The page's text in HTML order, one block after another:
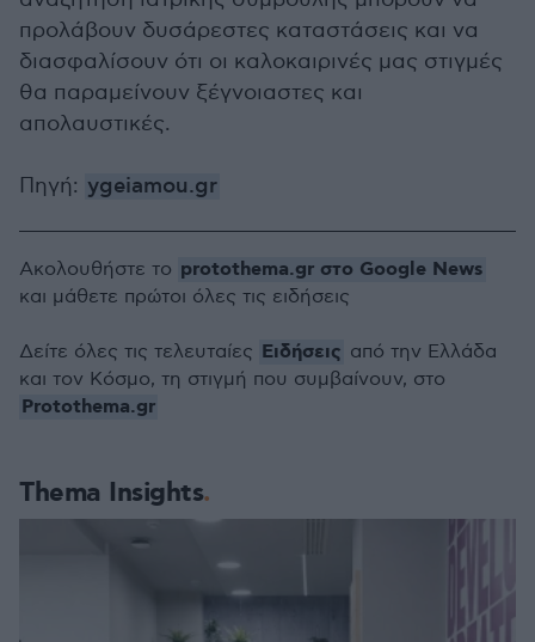
προλάβουν δυσάρεστες καταστάσεις και να
διασφαλίσουν ότι οι καλοκαιρινές μας στιγμές
θα παραμείνουν ξέγνοιαστες και
απολαυστικές.
Πηγή: ygeiamou.gr
Thema Insights
Ακολουθήστε το protothema.gr στο Google News
και μάθετε πρώτοι όλες τις ειδήσεις
Δείτε όλες τις τελευταίες Ειδήσεις από την Ελλάδα
και τον Κόσμο, τη στιγμή που συμβαίνουν, στο
Protothema.gr